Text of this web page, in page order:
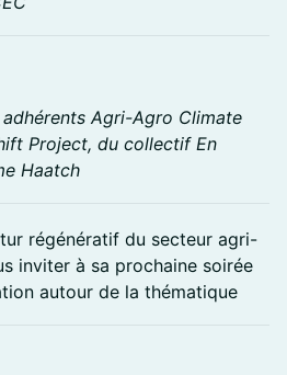
Agri-Agro Climate
Project, du collectif En
Haatch
régénératif du secteur agri-
inviter à sa prochaine soirée
autour de la thématique